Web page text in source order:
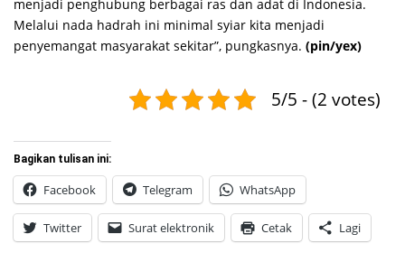
menjadi penghubung berbagai ras dan adat di Indonesia.
Melalui nada hadrah ini minimal syiar kita menjadi
penyemangat masyarakat sekitar”, pungkasnya. (pin/yex)
5/5 - (2 votes)
Bagikan tulisan ini:
Facebook Telegram WhatsApp
Twitter Surat elektronik Cetak Lagi